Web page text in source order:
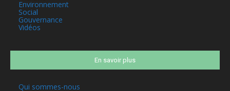
Environnement
Social
Gouvernance
Vidéos
En savoir plus
Qui sommes-nous